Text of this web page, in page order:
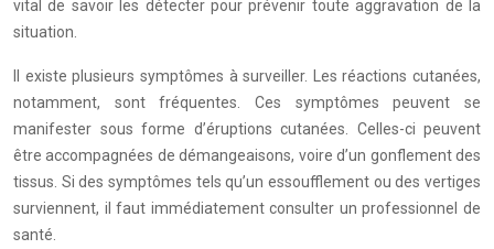
vital de savoir les détecter pour prévenir toute aggravation de la
situation.
Il existe plusieurs symptômes à surveiller. Les réactions cutanées,
notamment, sont fréquentes. Ces symptômes peuvent se
manifester sous forme d’éruptions cutanées. Celles-ci peuvent
être accompagnées de démangeaisons, voire d’un gonflement des
tissus. Si des symptômes tels qu’un essoufflement ou des vertiges
surviennent, il faut immédiatement consulter un professionnel de
santé.